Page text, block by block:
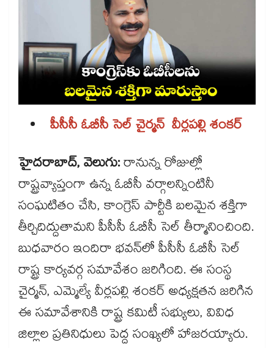
పీసీసీ ఓబీసీ సెల్ చైర్మన్ వీర్లపల్లి శంకర్
హైదరాబాద్, వెలుగు:రానున్న రోజుల్లో
రాష్ట్రవ్యాప్తంగా ఉన్న ఓబీసీ వర్గాలన్నింటినీ
సంఘటితం చేసి, కాంగ్రెస్ పార్టీకి బలమైన శక్తిగా
తీర్చిదిద్దుతామని పీసీసీ ఓబీసీ సెల్ తీర్మానించింది.
బుధవారం ఇందిరా భవన్‌‌లో పీసీసీ ఓబీసీ సెల్
రాష్ట్ర కార్యవర్గ సమావేశం జరిగింది. ఈ సంస్థ
చైర్మన్, ఎమ్మెల్యే వీర్లపల్లి శంకర్ అధ్యక్షతన జరిగిన
ఈ సమావేశానికి రాష్ట్ర కమిటీ సభ్యులు, వివిధ
జిల్లాల ప్రతినిధులు పెద్ద సంఖ్యలో హాజరయ్యారు.